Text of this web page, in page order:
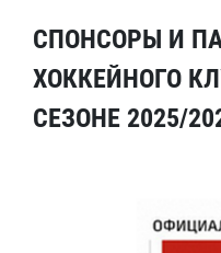
СПОНСОРЫ И
ХОККЕЙНОГО
СЕЗОНЕ 2025/